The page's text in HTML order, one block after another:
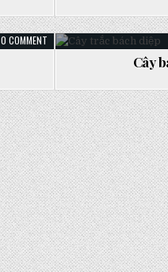
in
0 COMMENTON
CÂY
in
Cây